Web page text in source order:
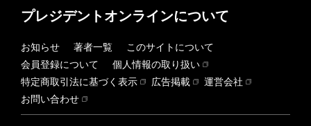
プレジデントオンラインについて
お知らせ 著者一覧
このサイトについて
会員登録について
個人情報の取り扱い
特定商取引法に基づく表示
広告掲載
運営会社
お問い合わせ